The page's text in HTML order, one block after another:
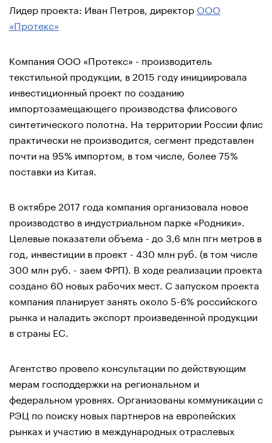
Лидер проекта: Иван Петров, директор ООО
«Протекс»
Компания ООО «Протекс» - производитель
текстильной продукции, в 2015 году инициировала
инвестиционный проект по созданию
импортозамещающего производства флисового
синтетического полотна. На территории России флис
практически не производится, сегмент представлен
почти на 95% импортом, в том числе, более 75%
поставки из Китая.
В октябре 2017 года компания организовала новое
производство в индустриальном парке «Родники».
Целевые показатели объема - до 3,6 млн пгн метров в
год, инвестиции в проект - 430 млн руб. (в том числе
300 млн руб. - заем ФРП). В ходе реализации проекта
создано 60 новых рабочих мест. С запуском проекта
компания планирует занять около 5-6% российского
рынка и наладить экспорт произведенной продукции
в страны ЕС.
Агентство провело консультации по действующим
мерам господдержки на региональном и
федеральном уровнях. Организованы коммуникации с
РЭЦ по поиску новых партнеров на европейских
рынках и участию в международных отраслевых